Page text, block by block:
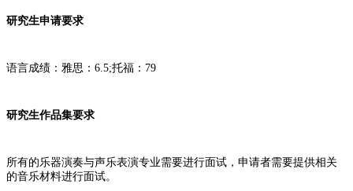
研究生申请要求
语言成绩：雅思：6.5;托福：79
研究生作品集要求
所有的乐器演奏与声乐表演专业需要进行面试，申请者需要提供相关
的音乐材料进行面试。